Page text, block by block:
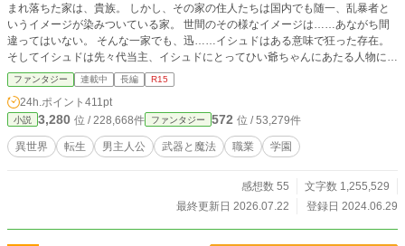
まれ落ちた家は、貴族。 しかし、その家の住人たちは国内でも随一、乱暴者と
いうイメージが染みついている家。 世間のその様なイメージは……あながち間
違ってはいない。 そんな一家でも、迅……イシュドはある意味で狂った存在。
そしてイシュドは先々代当主、イシュドにとってひい爺ちゃんにあたる人物に目
を付けられ、立派な暴君戦士への道を歩み始める。 「イシュド、学園に通って
くれねぇか」 「へ？」 そんなある日、父親であるアルバから予想外の頼み事を
された。 ※主人公は一先ず五十後半の話で暴れます。
ファンタジー 連載中 長編 R15
24h.ポイント 411pt
小説 3,280 位 / 228,668件 ファンタジー 572 位 / 53,279件
異世界 転生 男主人公 武器と魔法 職業 学園
感想数 55
文字数 1,255,529
最終更新日 2026.07.22
登録日 2024.06.29